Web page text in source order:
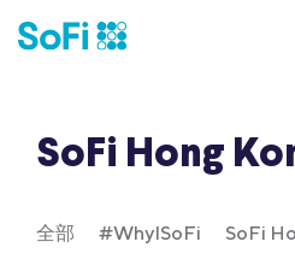
SoFi Hong
全部 #WhyISoFi SoFi